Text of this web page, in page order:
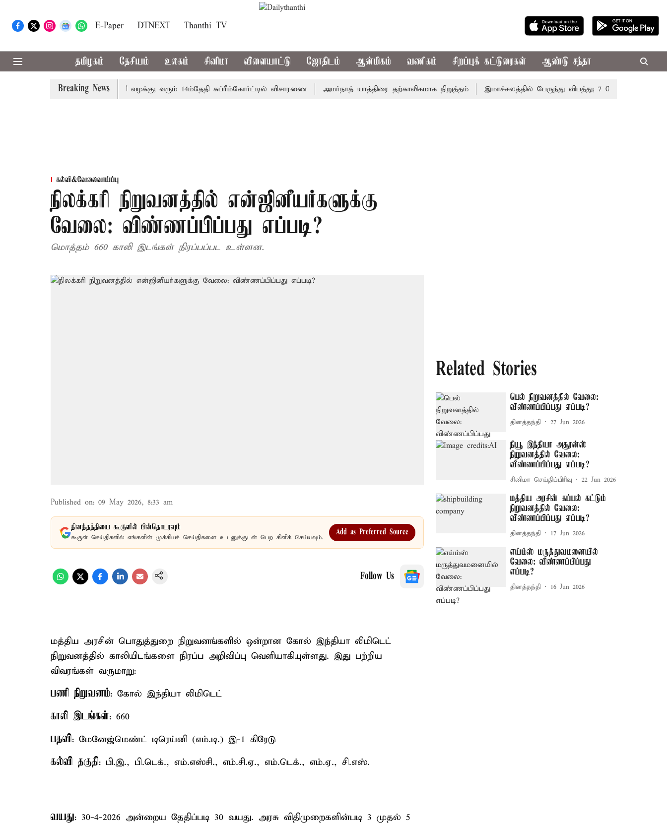
E-Paper DTNEXT Thanthi TV
தமிழகம் தேசியம் உலகம் சினிமா விளையாட்டு ஜோதிடம் ஆன்மிகம் வணிகம் சிறப்புக் கட்டுரைகள் ஆண்டு சந்தா
Breaking News
அரசுப்பணி வழக்கு; வரும் 14ம்தேதி சுப்ரீம்கோர்ட்டில் விசாரணை அமர்நாத் யாத்திரை தற்காலிகமாக நிறுத்தம் இமாச்சலத்தில் பேருந்து விபத்து; 7 பேர் பலி - பிரதமர்
கல்வி&வேலைவாய்ப்பு
நிலக்கரி நிறுவனத்தில் என்ஜினீயர்களுக்கு
வேலை: விண்ணப்பிப்பது எப்படி?
மொத்தம் 660 காலி இடங்கள் நிரப்பப்பட உள்ளன.
Published on: 09 May 2026, 8:33 am
தினத்தந்தியை கூகுளில் பின்தொடரவும்
கூகுள் செய்திகளில் எங்களின் முக்கியச் செய்திகளை உடனுக்குடன் பெற கிளிக் செய்யவும்.
Add as Preferred Source
Follow Us
மத்திய அரசின் பொதுத்துறை நிறுவனங்களில் ஒன்றான கோல் இந்தியா லிமிடெட்
நிறுவனத்தில் காலியிடங்களை நிரப்ப அறிவிப்பு வெளியாகியுள்ளது. இது பற்றிய
விவரங்கள் வருமாறு:
பணி நிறுவனம்: கோல் இந்தியா லிமிடெட்
காலி இடங்கள்: 660
பதவி: மேனேஜ்மெண்ட் டிரெய்னி (எம்.டி.) இ-1 கிரேடு
கல்வி தகுதி: பி.இ., பி.டெக்., எம்.எஸ்சி., எம்.சி.ஏ., எம்.டெக்., எம்.ஏ., சி.எஸ்.
வயது: 30-4-2026 அன்றைய தேதிப்படி 30 வயது. அரசு விதிமுறைகளின்படி 3 முதல் 5
Related Stories
பெல் நிறுவனத்தில் வேலை:
விண்ணப்பிப்பது எப்படி?
தினத்தந்தி 27 Jun 2026
நியூ இந்தியா அசூரன்ஸ்
நிறுவனத்தில் வேலை:
விண்ணப்பிப்பது எப்படி?
சினிமா செய்திப்பிரிவு 22 Jun 2026
மத்திய அரசின் கப்பல் கட்டும்
நிறுவனத்தில் வேலை:
விண்ணப்பிப்பது எப்படி?
தினத்தந்தி 17 Jun 2026
எய்ம்ஸ் மருத்துவமனையில்
வேலை: விண்ணப்பிப்பது
எப்படி?
தினத்தந்தி 16 Jun 2026